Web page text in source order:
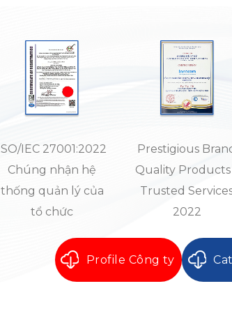
ISO/IEC 27001:2022
Chúng nhận hệ
thống quản lý của
tổ chức
Prestigious
Quality Products
Trusted
2022
Profile Công ty